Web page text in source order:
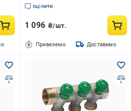
CL062300202N)
оцінити
1 096 ₴/шт.
Привеземо Доставимо